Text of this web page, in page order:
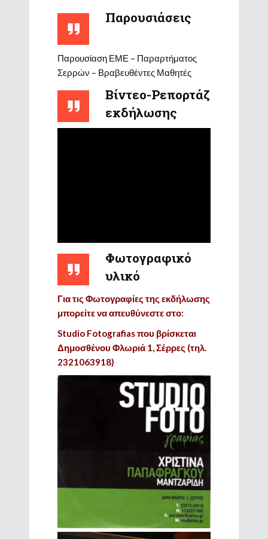
Παρουσιάσεις
Παρουσίαση ΕΜΕ – Παραρτήματος
Σερρών – Βραβευθέντες Μαθητές
Βίντεο-Ρεπορτάζ
εκδήλωσης
Φωτογραφικό
υλικό
Για τις Φωτογραφίες της εκδήλωσης
μπορείτε να απευθύνεστε στο:
Studio Fotografias που βρίσκεται
Δημοσθένου Φλωριά 1, Σέρρες (τηλ.
2321063918)